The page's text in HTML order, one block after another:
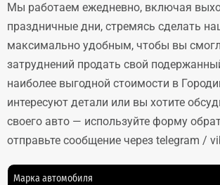
Мы работаем ежедневно, включая
праздничные дни, стремясь сделать
максимально удобным, чтобы вы
затруднений продать свой
наиболее выгодной стоимости в
интересуют детали или вы хотите
своего авто — используйте форму
отправьте сообщение через telegram /
Марка автомобиля